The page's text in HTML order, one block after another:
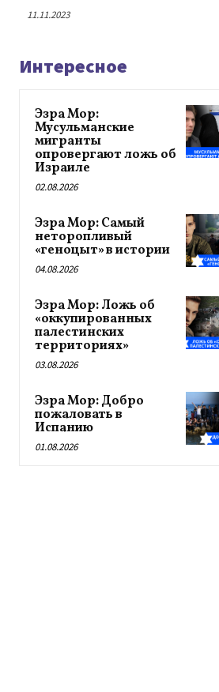
11.11.2023
Интересное
Эзра Мор:
Мусульманские
мигранты
опровергают ложь об
Израиле
02.08.2026
Эзра Мор: Самый
неторопливый
«геноцыт» в истории
04.08.2026
Эзра Мор: Ложь об
«оккупированных
палестинских
территориях»
03.08.2026
Эзра Мор: Добро
пожаловать в
Испанию
01.08.2026